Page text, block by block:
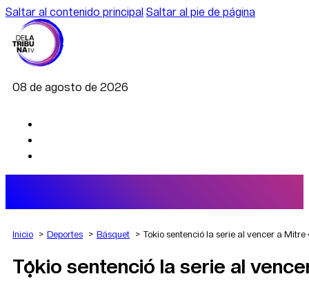
Saltar al contenido principal Saltar al pie de página
08 de agosto de 2026
AGRO
DEPORTES
Inicio Deportes Básquet Tokio sentenció la serie al vencer a
Tokio sentenció la serie al